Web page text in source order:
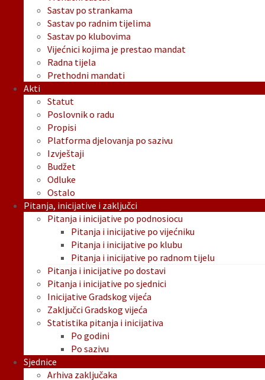
Sastav po strankama
Sastav po radnim tijelima
Sastav po klubovima
Vijećnici kojima je prestao mandat
Radna tijela
Prethodni mandati
Akti
Statut
Poslovnik o radu
Propisi
Platforma djelovanja po sazivu
Izvještaji
Budžet
Odluke
Ostalo
Pitanja, inicijative i zaključci
Pitanja i inicijative po podnosiocu
Pitanja i inicijative po vijećniku
Pitanja i inicijative po klubu
Pitanja i inicijative po radnom tijelu
Pitanja i inicijative po dostavi
Pitanja i inicijative po sjednici
Inicijative Gradskog vijeća
Zaključci Gradskog vijeća
Statistika pitanja i inicijativa
Po godini
Po sazivu
Sjednice
Arhiva zaključaka